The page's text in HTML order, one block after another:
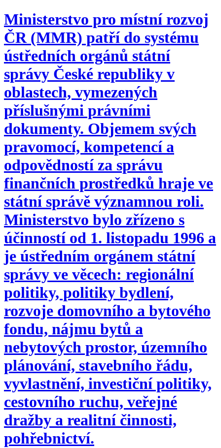
Ministerstvo pro místní rozvoj
ČR (MMR) patří do systému
ústředních orgánů státní
správy České republiky v
oblastech, vymezených
příslušnými právními
dokumenty. Objemem svých
pravomocí, kompetencí a
odpovědností za správu
finančních prostředků hraje ve
státní správě významnou roli.
Ministerstvo bylo zřízeno s
účinností od 1. listopadu 1996 a
je ústředním orgánem státní
správy ve věcech: regionální
politiky, politiky bydlení,
rozvoje domovního a bytového
fondu, nájmu bytů a
nebytových prostor, územního
plánování, stavebního řádu,
vyvlastnění, investiční politiky,
cestovního ruchu, veřejné
dražby a realitní činnosti,
pohřebnictví.